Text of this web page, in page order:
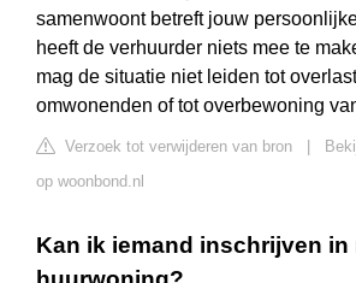
samenwoont betreft jouw
heeft de verhuurder niets mee te
mag de situatie niet leiden tot
omwonenden of tot overbewoning
Verzoek tot verwijderen van bron
op woonbond.nl
Kan ik iemand inschrijven in